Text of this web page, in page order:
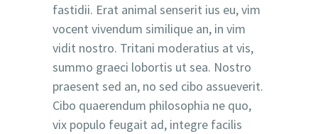
fastidii. Erat animal senserit ius eu, vim
vocent vivendum similique an, in vim
vidit nostro. Tritani moderatius at vis,
summo graeci lobortis ut sea. Nostro
praesent sed an, no sed cibo assueverit.
Cibo quaerendum philosophia ne quo,
vix populo feugait ad, integre facilis